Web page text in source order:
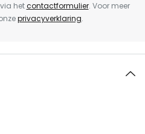
hetcontactformulier. Voor meer
privacyverklaring.